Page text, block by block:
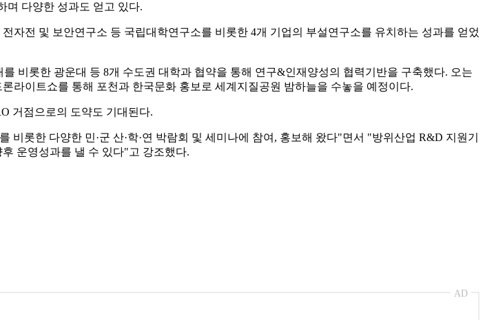
며 다양한 성과도 얻고 있다.
자전 및 보안연구소 등 국립대학연구소를 비롯한 4개 기업의 부설연구소를 유치하는 성과를 얻었
비롯한 광운대 등 8개 수도권 대학과 협약을 통해 연구&인재양성의 협력기반을 구축했다. 오는
라이트쇼를 통해 포천과 한국문화 홍보로 세계지질공원 밤하늘을 수놓을 예정이다.
거점으로의 도약도 기대된다.
롯한 다양한 민·군 산·학·연 박람회 및 세미나에 참여, 홍보해 왔다"면서 "방위산업 R&D 지원기
운영성과를 낼 수 있다"고 강조했다.
AD